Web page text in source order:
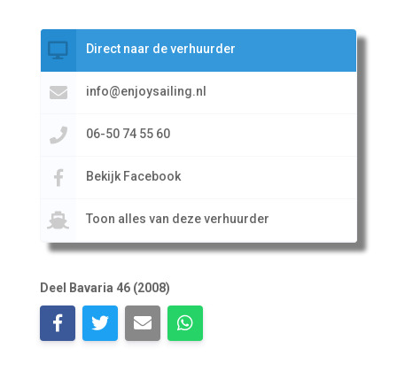
Direct naar de verhuurder
info@enjoysailing.nl
06-50 74 55 60
Bekijk Facebook
Toon alles van deze verhuurder
Deel Bavaria 46 (2008)